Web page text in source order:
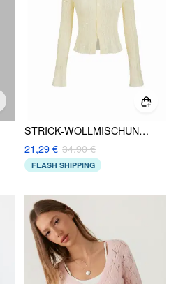
STRICK-WOLLMISCHUNG KRAGEN DURCHSICHTIGES OBERTEIL
21,29 € 34,90 €
FLASH SHIPPING